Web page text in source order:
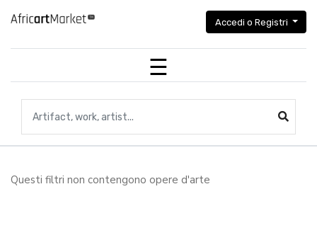
Accedi o Registri
Questi filtri non contengono opere d'arte